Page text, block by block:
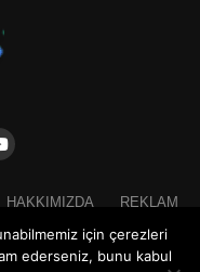
HAKKIMIZDA
REKLAM
için çerezleri
ederseniz, bunu kabul